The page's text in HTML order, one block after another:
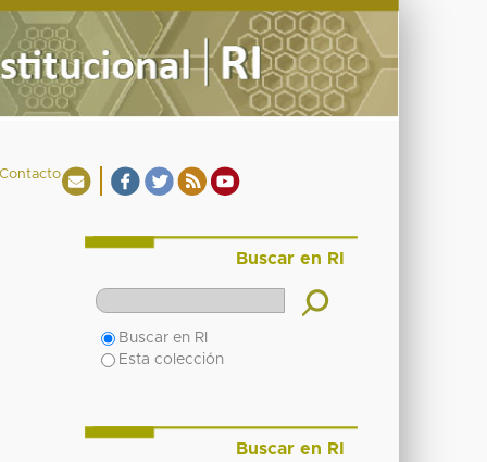
Buscar en RI
Buscar en RI
Esta colección
Buscar en RI